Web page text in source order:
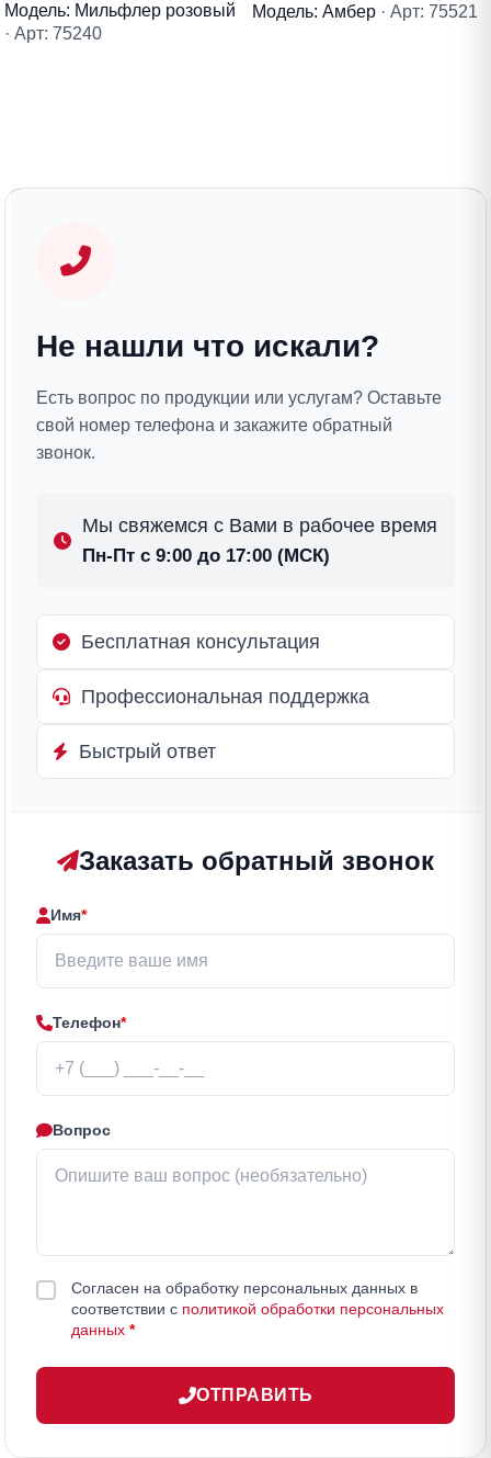
Модель: Мильфлер розовый
· Арт: 75240
Модель: Амбер · Арт: 75521
Не нашли что искали?
Есть вопрос по продукции или услугам? Оставьте
свой номер телефона и закажите обратный
звонок.
Мы свяжемся с Вами в рабочее время
Пн-Пт с 9:00 до 17:00 (МСК)
Бесплатная консультация
Профессиональная поддержка
Быстрый ответ
Заказать обратный звонок
Имя*
Телефон*
Вопрос
Согласен на обработку персональных данных в
соответствии с политикой обработки персональных
данных *
ОТПРАВИТЬ